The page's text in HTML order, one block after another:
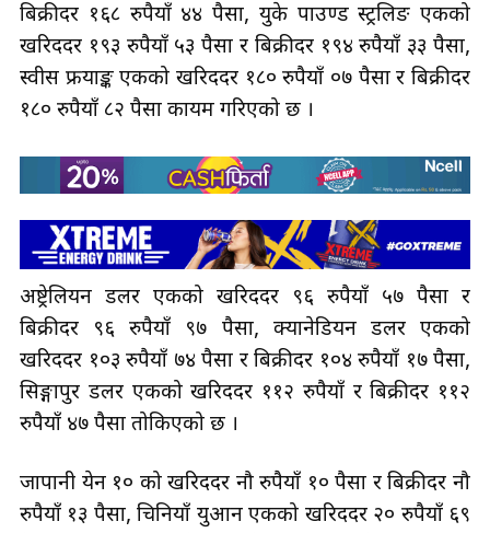
बिक्रीदर १६८ रुपैयाँ ४४ पैसा, युके पाउण्ड स्ट्रलिङ एकको
खरिददर १९३ रुपैयाँ ५३ पैसा र बिक्रीदर १९४ रुपैयाँ ३३ पैसा,
स्वीस फ्रयाङ्क एकको खरिददर १८० रुपैयाँ ०७ पैसा र बिक्रीदर
१८० रुपैयाँ ८२ पैसा कायम गरिएको छ ।
अष्ट्रेलियन डलर एकको खरिददर ९६ रुपैयाँ ५७ पैसा र
बिक्रीदर ९६ रुपैयाँ ९७ पैसा, क्यानेडियन डलर एकको
खरिददर १०३ रुपैयाँ ७४ पैसा र बिक्रीदर १०४ रुपैयाँ १७ पैसा,
सिङ्गापुर डलर एकको खरिददर ११२ रुपैयाँ र बिक्रीदर ११२
रुपैयाँ ४७ पैसा तोकिएको छ ।
जापानी येन १० को खरिददर नौ रुपैयाँ १० पैसा र बिक्रीदर नौ
रुपैयाँ १३ पैसा, चिनियाँ युआन एकको खरिददर २० रुपैयाँ ६९